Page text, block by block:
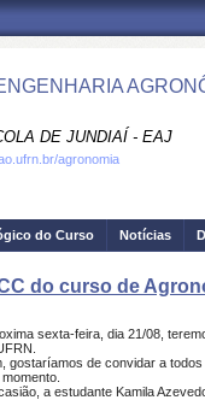
DE JUNDIAÍ - EAJ
agronomia
do Curso Notícias
do curso de
sexta-feira, dia 21/08,
gostaríamos de convidar a
a estudante Kamila